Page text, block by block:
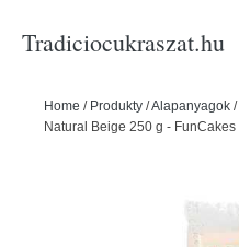
Tradiciocukraszat.hu
Home / Produkty /Alapanyagok /
Natural Beige 250 g - FunCakes